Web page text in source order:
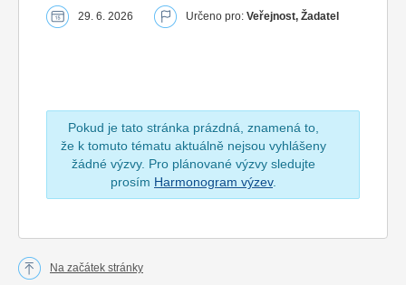
29. 6. 2026 Určeno pro: Veřejnost, Žadatel
Pokud je tato stránka prázdná, znamená to,
že k tomuto tématu aktuálně nejsou vyhlášeny
žádné výzvy. Pro plánované výzvy sledujte
prosím Harmonogram výzev.
Na začátek stránky